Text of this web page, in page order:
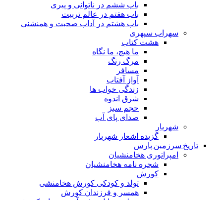
باب ششم در ناتوانى و پیرى
باب هفتم در عالم تربیت
باب هشتم در آداب صحبت و همنشنى
سهراب سپهری
هشت کتاب
ما هیچ، ما نگاه
مرگ رنگ
مسافر
آواز آفتاب
زندگی خواب ها
شرق اندوه
حجم سبز
صدای پای آب
شهریار
گزیده اشعار شهریار
تاریخ سرزمین پارس
امپراتوری هخامنشیان
شجره نامه هخامنشیان
کورش
تولد و کودکی کورش هخامنشی
همسر و فرزندان کورش